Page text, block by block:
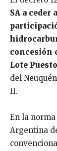
SA a ceder
concesión
Lote
del
II.
En la
Argentina